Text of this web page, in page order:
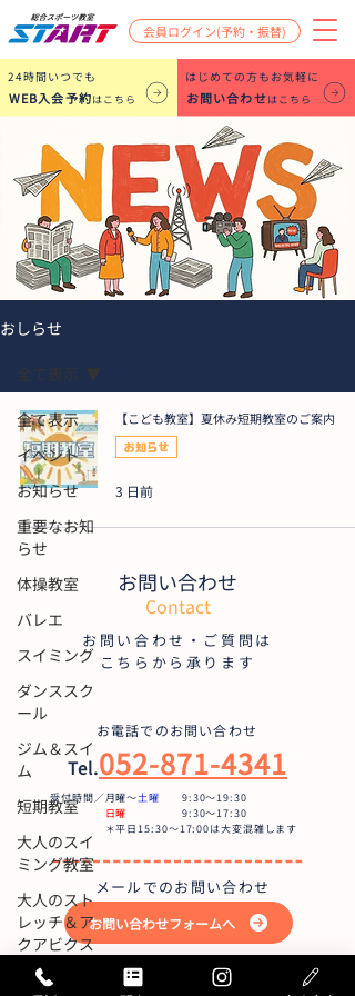
会員ログイン(予約・振替)
​24時間いつでも
WEB入会予約はこちら
はじめての方もお気軽に
お問い合わせはこちら
おしらせ
全て表示
イベント
お知らせ
重要なお知
らせ
体操教室
バレエ
スイミング
ダンススク
ール
ジム＆スイ
ム
短期教室
大人のスイ
ミング教室
大人のスト
レッチ＆ア
クアビクス
全て表示
【こども教室】夏休み短期教室のご案内
お知らせ
3 日前
お問い合わせ
Contact
お問い合わせ・ご質問は
こちらから承ります
お電話でのお問い合わせ
Tel.052-871-4341
受付時間／月曜〜土曜 9:30〜19:30
日曜
9:30～17:30
＊平日15:30～17:00は大変混雑します
メールでのお問い合わせ
お問い合わせフォームへ